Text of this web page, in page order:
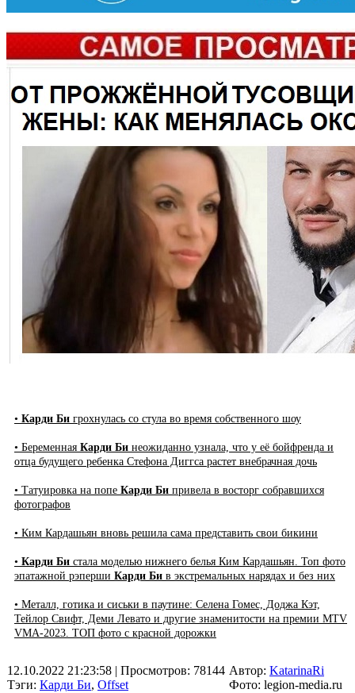
• Карди Би грохнулась со стула во время собственного шоу
• Беременная Карди Би неожиданно узнала, что у её бойфренда и
отца будущего ребенка Стефона Диггса растет внебрачная дочь
• Татуировка на попе Карди Би привела в восторг собравшихся
фотографов
• Ким Кардашьян вновь решила сама представить свои бикини
• Карди Би стала моделью нижнего белья Ким Кардашьян. Топ фото
эпатажной рэперши Карди Би в экстремальных нарядах и без них
• Металл, готика и сиськи в паутине: Селена Гомес, Доджа Кэт,
Тейлор Свифт, Деми Левато и другие знаменитости на премии MTV
VMA-2023. ТОП фото с красной дорожки
12.10.2022 21:23:58 | Просмотров: 78144
Тэги: Карди Би, Оffset
Автор: KatarinaRi
Фото: legion-media.ru